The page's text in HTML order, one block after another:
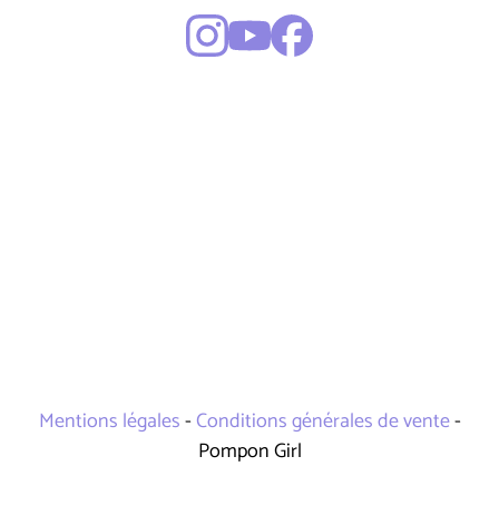
Mentions légales-Conditions générales de vente-
Pompon Girl